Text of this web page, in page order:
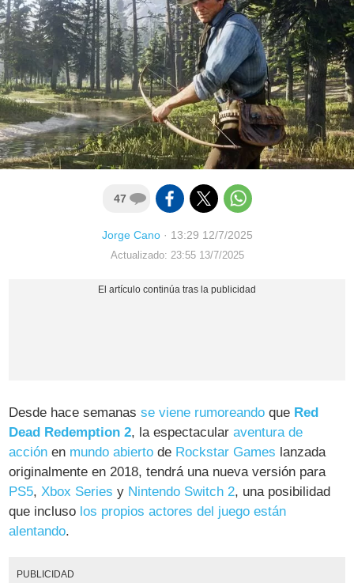
47
Jorge Cano· 13:29 12/7/2025
Actualizado: 23:55 13/7/2025
Desde hace semanasse viene rumoreando que Red
Dead Redemption 2, la espectacularaventura de
acción en mundo abierto de Rockstar Games lanzada
originalmente en 2018, tendrá una nueva versión para
PS5,Xbox Series y Nintendo Switch 2, una posibilidad
que incluso los propios actores del juego están
alentando.
PUBLICIDAD